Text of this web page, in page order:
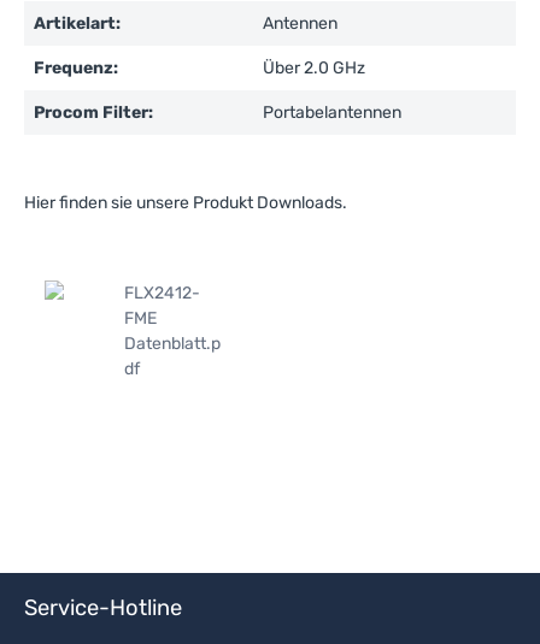
Artikelart: Antennen
Frequenz: Über 2.0 GHz
Procom Filter: Portabelantennen
Hier finden sie unsere Produkt Downloads.
FLX2412-
FME
Datenblatt.p
df
Service-Hotline